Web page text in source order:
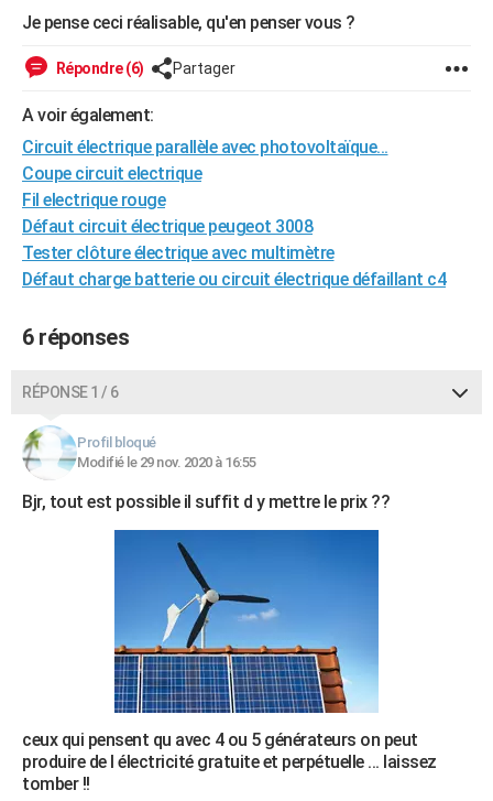
BONS PLANS
CARTE DE VOEUX
Carte de Noël
Carte Bonne année
Carte Saint-Valentin
Carte Pâques
Carte d'anniversaire
DICTIONNAIRE
Dictionnaire
Biographies
Citations
Expressions
Proverbes
PROGRAMME TV
COPAINS D'AVANT
S'inscrire
Se connecter
Lycées
Collèges
Primaires
Universités
Entreprises
Service militaire
Avis de recherche
AVIS DE DÉCÈS
Bricolage
Lifestyle
Culture
Sport
Auto
Television
Voyage
Cinema
Je pense ceci réalisable, qu'en penser vous ?
Répondre (6) Partager
A voir également:
Circuit électrique parallèle avec photovoltaïque...
Coupe circuit electrique
Fil electrique rouge
Défaut circuit électrique peugeot 3008
Tester clôture électrique avec multimètre
Défaut charge batterie ou circuit électrique défaillant c4
6 réponses
RÉPONSE 1 / 6
Profil bloqué
Modifié le 29 nov. 2020 à 16:55
Bjr, tout est possible il suffit d y mettre le prix ??
ceux qui pensent qu avec 4 ou 5 générateurs on peut
produire de l électricité gratuite et perpétuelle ... laissez
tomber !!